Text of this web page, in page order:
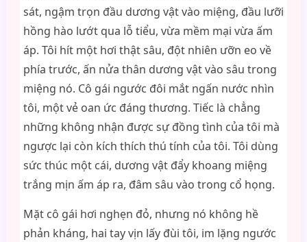
sát, ngậm trọn đầu dương vật vào miệng, đầu lưỡi
hồng hào lướt qua lỗ tiểu, vừa mềm mại vừa ấm
áp. Tôi hít một hơi thật sâu, đột nhiên ưỡn eo về
phía trước, ấn nửa thân dương vật vào sâu trong
miệng nó. Cô gái ngước đôi mắt ngấn nước nhìn
tôi, một vẻ oan ức đáng thương. Tiếc là chẳng
những không nhận được sự đồng tình của tôi mà
ngược lại còn kích thích thú tính của tôi. Tôi dùng
sức thúc một cái, dương vật đẩy khoang miệng
trắng mịn ấm áp ra, đâm sâu vào trong cổ họng.
Mặt cô gái hơi nghẹn đỏ, nhưng nó không hề
phản kháng, hai tay vịn lấy đùi tôi, im lặng ngước